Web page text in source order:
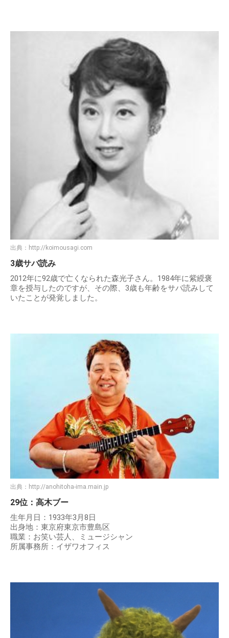
出典： http://koimousagi.com
3歳サバ読み
2012年に92歳で亡くなられた森光子さん。1984年に紫綬褒
章を授与したのですが、その際、3歳も年齢をサバ読みして
いたことが発覚しました。
出典： http://anohitoha-ima.main.jp
29位：高木ブー
生年月日：1933年3月8日
出身地：東京府東京市豊島区
職業：お笑い芸人、ミュージシャン
所属事務所：イザワオフィス